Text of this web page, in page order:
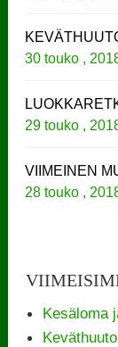
30 touko ,
29 touko ,
VIIMEINEN
28 touko ,
Kesäloma
Keväthuuto